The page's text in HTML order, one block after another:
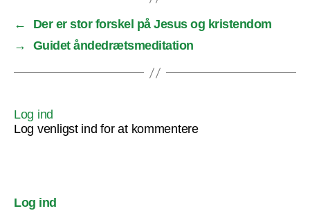
←
Der er stor forskel på Jesus og kristendom
→
Guidet åndedrætsmeditation
Log ind
Log venligst ind for at kommentere
Log ind